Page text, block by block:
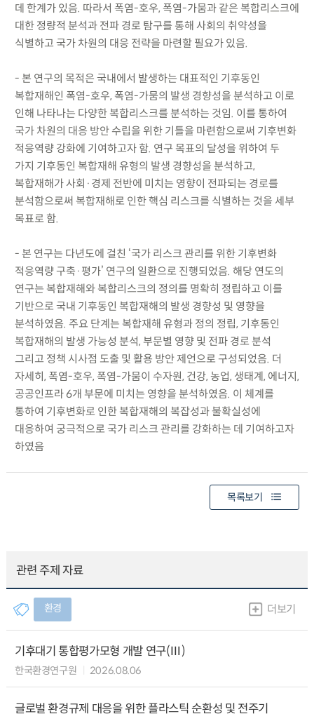
데 한계가 있음. 따라서 폭염-호우, 폭염-가뭄과 같은 복합리스크에
대한 정량적 분석과 전파 경로 탐구를 통해 사회의 취약성을
식별하고 국가 차원의 대응 전략을 마련할 필요가 있음.
- 본 연구의 목적은 국내에서 발생하는 대표적인 기후동인
복합재해인 폭염-호우, 폭염-가뭄의 발생 경향성을 분석하고 이로
인해 나타나는 다양한 복합리스크를 분석하는 것임. 이를 통하여
국가 차원의 대응 방안 수립을 위한 기틀을 마련함으로써 기후변화
적응역량 강화에 기여하고자 함. 연구 목표의 달성을 위하여 두
가지 기후동인 복합재해 유형의 발생 경향성을 분석하고,
복합재해가 사회·경제 전반에 미치는 영향이 전파되는 경로를
분석함으로써 복합재해로 인한 핵심 리스크를 식별하는 것을 세부
목표로 함.
- 본 연구는 다년도에 걸친 ‘국가 리스크 관리를 위한 기후변화
적응역량 구축·평가’ 연구의 일환으로 진행되었음. 해당 연도의
연구는 복합재해와 복합리스크의 정의를 명확히 정립하고 이를
기반으로 국내 기후동인 복합재해의 발생 경향성 및 영향을
분석하였음. 주요 단계는 복합재해 유형과 정의 정립, 기후동인
복합재해의 발생 가능성 분석, 부문별 영향 및 전파 경로 분석
그리고 정책 시사점 도출 및 활용 방안 제언으로 구성되었음. 더
자세히, 폭염-호우, 폭염-가뭄이 수자원, 건강, 농업, 생태계, 에너지,
공공인프라 6개 부문에 미치는 영향을 분석하였음. 이 체계를
통하여 기후변화로 인한 복합재해의 복잡성과 불확실성에
대응하여 궁극적으로 국가 리스크 관리를 강화하는 데 기여하고자
하였음
목록보기
관련 주제 자료
환경 더보기
기후대기 통합평가모형 개발 연구(Ⅲ)
한국환경연구원 2026.08.06
글로벌 환경규제 대응을 위한 플라스틱 순환성 및 전주기